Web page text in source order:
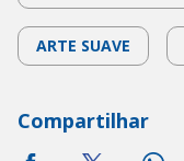
ARTE SUAVE
Compartilhar